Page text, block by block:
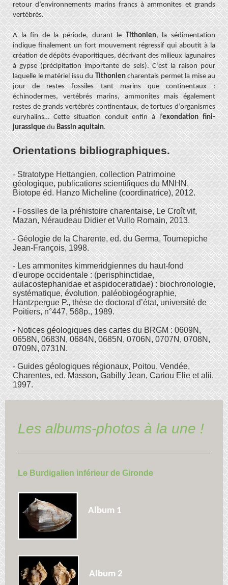
retour d’environnements marins francs à ammonites et grands
vertébrés.
A la fin de la période, durant leTithonien, la sédimentation
indique finalement un fort mouvement régressif qui aboutit à la
création de dépôts évaporitiques, décrivant des milieux lagunaires
à gypse (précipitation importante de sels). C’est la raison pour
laquelle le matériel issu duTithoniencharentais permet la mise au
jour de restes fossiles tant marins que continentaux :
échinodermes, vertébrés marins, ammonites mais également
restes de grands vertébrés continentaux, de tortues d’organismes
euryhalins… Cette situation conduit enfin à l’exondation fini-
jurassiqueduBassin aquitain.
Orientations bibliographiques.
- Stratotype Hettangien, collection Patrimoine
géologique, publications scientifiques du MNHN,
Biotope éd. Hanzo Micheline (coordinatrice), 2012.
- Fossiles de la préhistoire charentaise, Le Croît vif,
Mazan, Néraudeau Didier et Vullo Romain, 2013.
- Géologie de la Charente, ed. du Germa, Tournepiche
Jean-François, 1998.
-Les ammonites kimmeridgiennes du haut-fond
d'europe occidentale : (perisphinctidae,
aulacostephanidae et aspidoceratidae) : biochronologie,
systématique, évolution, paléobiogéographie,
Hantzpergue P., thèse de doctorat d’état, université de
Poitiers, n°447, 568p., 1989.
- Notices géologiques des cartes du BRGM : 0609N,
0658N, 0683N, 0684N, 0685N, 0706N, 0707N, 0708N,
0709N, 0731N.
- Guides géologiques régionaux, Poitou, Vendée,
Charentes, ed. Masson, Gabilly Jean, Cariou Elie et alii,
1997.
Les albums-photos à la une !
Le Burdigalien inférieur de Gironde
Album 1
Album 2